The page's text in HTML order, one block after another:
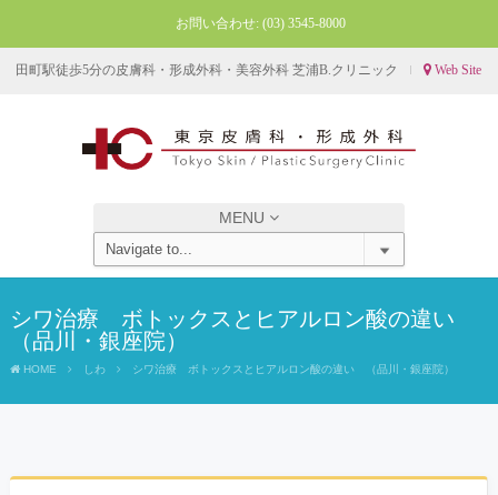
お問い合わせ: (03) 3545-8000
田町駅徒歩5分の皮膚科・形成外科・美容外科 芝浦B.クリニック Web Site
MENU
シワ治療 ボトックスとヒアルロン酸の違い
（品川・銀座院）
HOME しわ シワ治療 ボトックスとヒアルロン酸の違い （品川・銀座院）